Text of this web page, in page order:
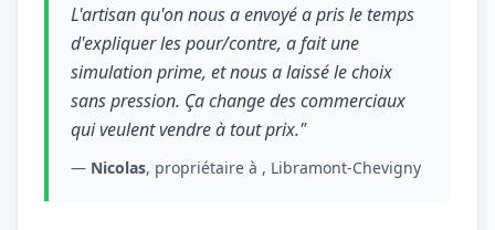
L'artisan qu'on nous a envoyé a pris le temps
d'expliquer les pour/contre, a fait une
simulation prime, et nous a laissé le choix
sans pression. Ça change des commerciaux
qui veulent vendre à tout prix."
— Nicolas, propriétaire à , Libramont-Chevigny